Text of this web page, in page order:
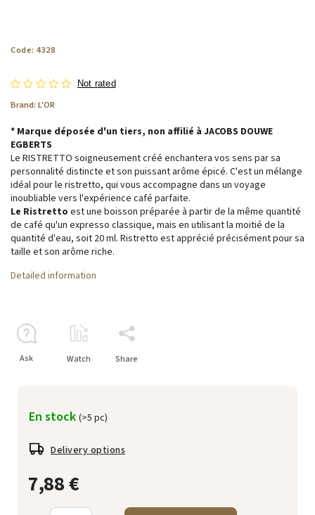
Code: 4328
Not rated
Brand: L'OR
7,88 €
En stock (>5 pc)
Delivery options
* Marque déposée d'un tiers, non affilié à JACOBS DOUWE
EGBERTS
Le RISTRETTO soigneusement créé enchantera vos sens par sa
personnalité distincte et son puissant arôme épicé. C'est un mélange
idéal pour le ristretto, qui vous accompagne dans un voyage
inoubliable vers l'expérience café parfaite.
Le Ristretto est une boisson préparée à partir de la même quantité
de café qu'un expresso classique, mais en utilisant la moitié de la
quantité d'eau, soit 20 ml. Ristretto est apprécié précisément pour sa
taille et son arôme riche.
Detailed information
Ask Watch Share